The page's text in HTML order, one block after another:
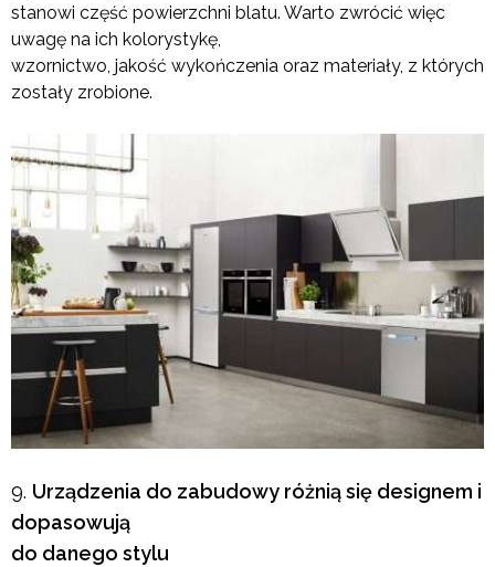
stanowi część powierzchni blatu. Warto zwrócić więc
uwagę na ich kolorystykę,
wzornictwo, jakość wykończenia oraz materiały, z których
zostały zrobione.
Urządzenia do zabudowy różnią się designem i
dopasowują
do danego stylu